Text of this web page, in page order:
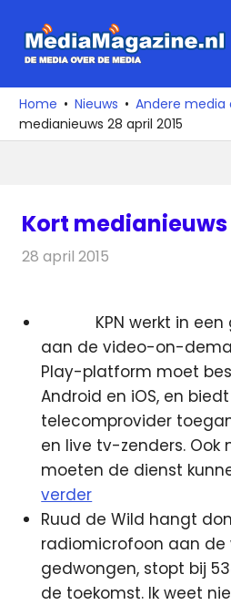
naar
media
over
de
Home Nieuws Andere media
medianieuws 28 april 2015
Kort medianieuws
28 april 2015
KPN werkt in
aan de video-on-
Play-platform moet
Android en iOS, en
telecomprovider
en live tv-zenders. Ook
moeten de dienst
verder
Ruud de Wild hangt
radiomicrofoon aan de
gedwongen, stopt bij
de toekomst. Ik weet